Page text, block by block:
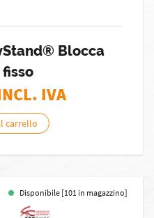
Blocca
IVA
carrello
Disponibile [101 in magazzino]